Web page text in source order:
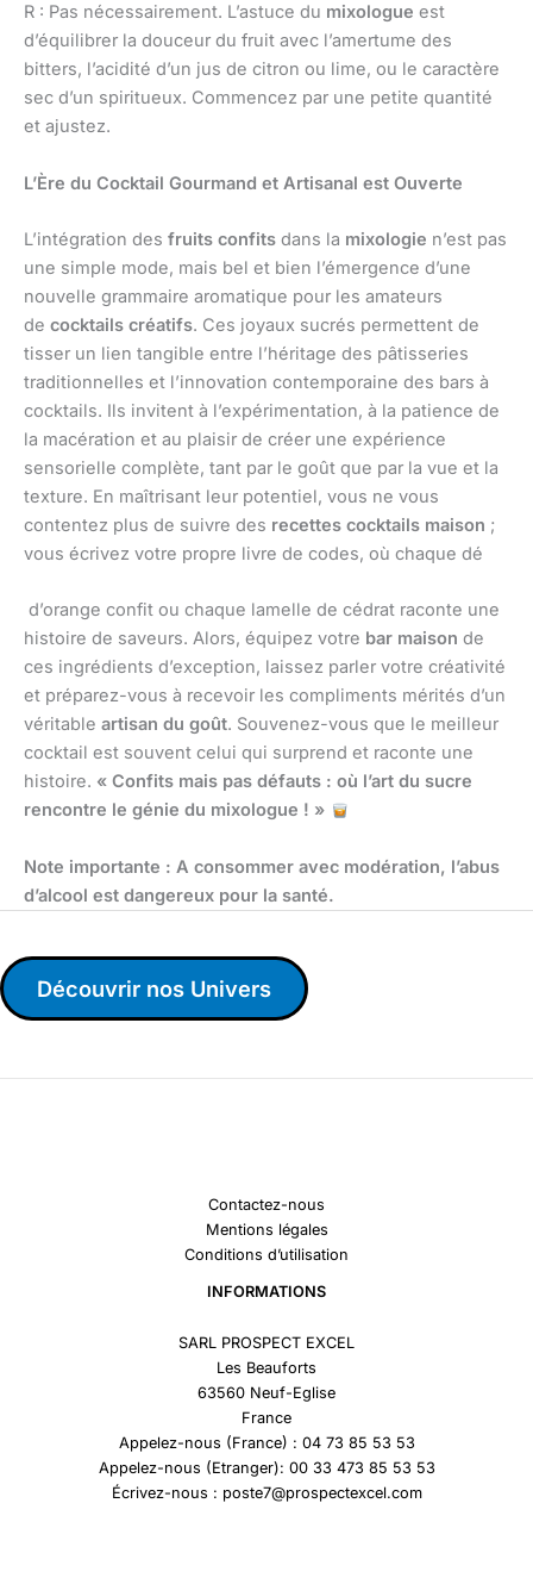
R : Pas nécessairement. L’astuce du mixologue est
d’équilibrer la douceur du fruit avec l’amertume des
bitters, l’acidité d’un jus de citron ou lime, ou le caractère
sec d’un spiritueux. Commencez par une petite quantité
et ajustez.
L’Ère du Cocktail Gourmand et Artisanal est Ouverte
L’intégration des fruits confits dans la mixologie n’est pas
une simple mode, mais bel et bien l’émergence d’une
nouvelle grammaire aromatique pour les amateurs
de cocktails créatifs. Ces joyaux sucrés permettent de
tisser un lien tangible entre l’héritage des pâtisseries
traditionnelles et l’innovation contemporaine des bars à
cocktails. Ils invitent à l’expérimentation, à la patience de
la macération et au plaisir de créer une expérience
sensorielle complète, tant par le goût que par la vue et la
texture. En maîtrisant leur potentiel, vous ne vous
contentez plus de suivre des recettes cocktails maison ;
vous écrivez votre propre livre de codes, où chaque dé
d’orange confit ou chaque lamelle de cédrat raconte une
histoire de saveurs. Alors, équipez votre bar maison de
ces ingrédients d’exception, laissez parler votre créativité
et préparez-vous à recevoir les compliments mérités d’un
véritable artisan du goût. Souvenez-vous que le meilleur
cocktail est souvent celui qui surprend et raconte une
histoire. « Confits mais pas défauts : où l’art du sucre
rencontre le génie du mixologue ! »
Note importante : A consommer avec modération, l’abus
d’alcool est dangereux pour la santé.
Découvrir nos Univers
Contactez-nous
Mentions légales
Conditions d’utilisation
INFORMATIONS
SARL PROSPECT EXCEL
Les Beauforts
63560 Neuf-Eglise
France
Appelez-nous (France) : 04 73 85 53 53
Appelez-nous (Etranger): 00 33 473 85 53 53
Écrivez-nous : poste7@prospectexcel.com